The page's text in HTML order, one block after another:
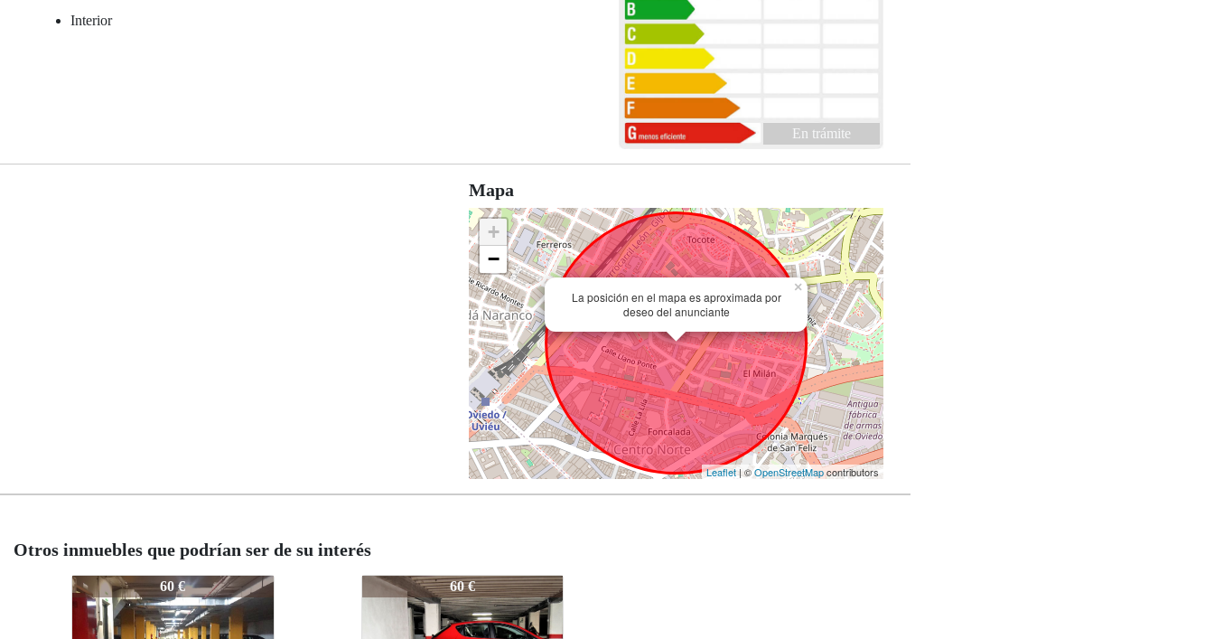
Interior
En trámite
Mapa
La posición en el mapa es aproximada por
deseo del anunciante
×
+
−
Leaflet| ©OpenStreetMapcontributors
Otros inmuebles que podrían ser de su interés
136-25
60 €
136-25 60 € 136-25 60 €